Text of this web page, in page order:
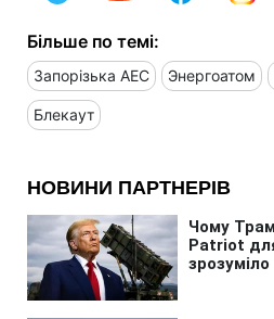
Більше по темі:
Запорізька АЕС Энергоатом
Блекаут